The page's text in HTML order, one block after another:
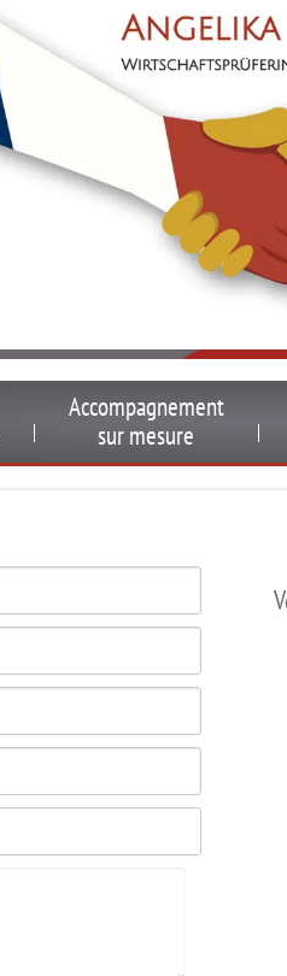
Accompagnement
sur mesure